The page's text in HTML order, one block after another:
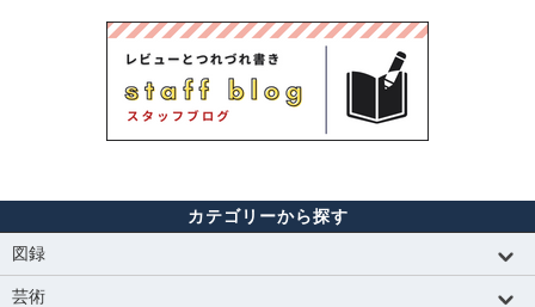
カテゴリーから探す
図録
芸術